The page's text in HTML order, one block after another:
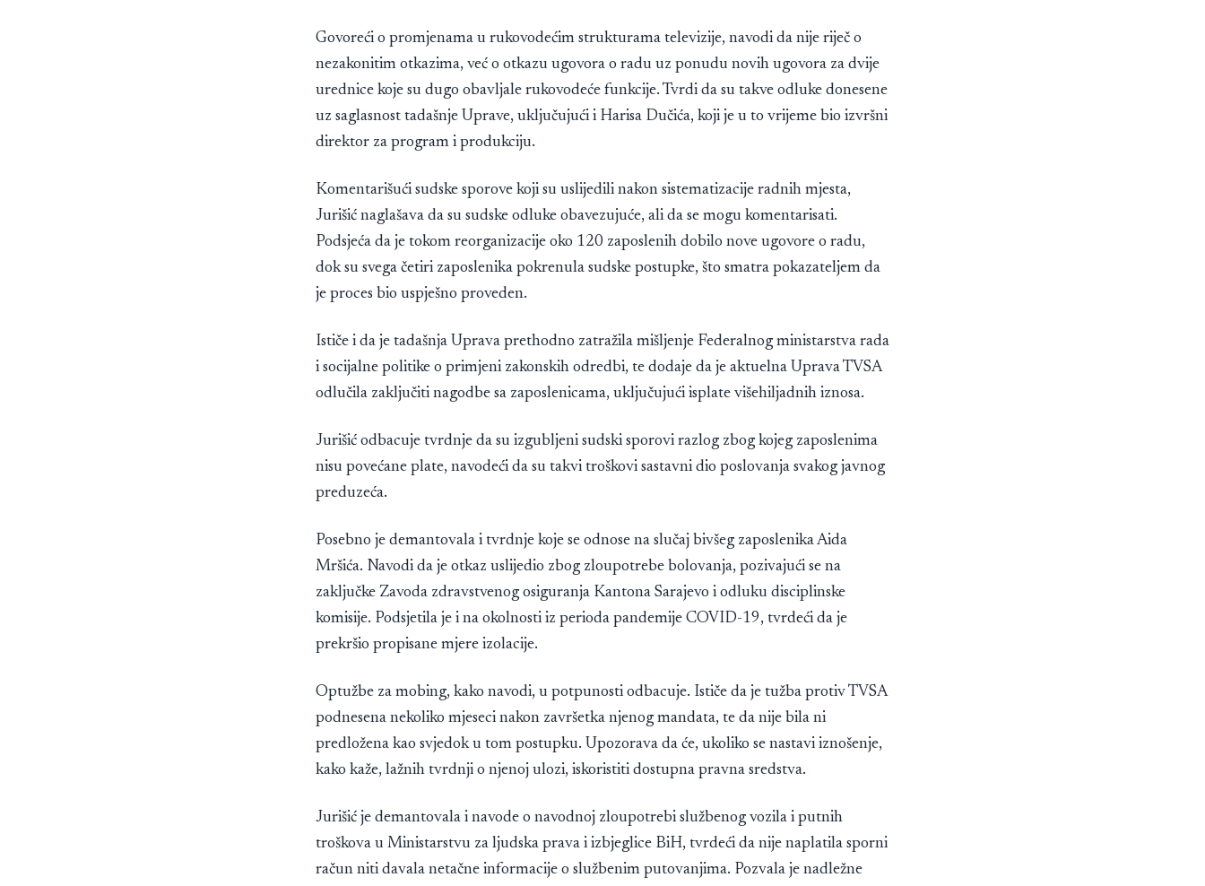
Govoreći o promjenama u rukovodećim strukturama televizije, navodi da nije riječ o
nezakonitim otkazima, već o otkazu ugovora o radu uz ponudu novih ugovora za dvije
urednice koje su dugo obavljale rukovodeće funkcije. Tvrdi da su takve odluke donesene
uz saglasnost tadašnje Uprave, uključujući i Harisa Dučića, koji je u to vrijeme bio izvršni
direktor za program i produkciju.
Komentarišući sudske sporove koji su uslijedili nakon sistematizacije radnih mjesta,
Jurišić naglašava da su sudske odluke obavezujuće, ali da se mogu komentarisati.
Podsjeća da je tokom reorganizacije oko 120 zaposlenih dobilo nove ugovore o radu,
dok su svega četiri zaposlenika pokrenula sudske postupke, što smatra pokazateljem da
je proces bio uspješno proveden.
Ističe i da je tadašnja Uprava prethodno zatražila mišljenje Federalnog ministarstva rada
i socijalne politike o primjeni zakonskih odredbi, te dodaje da je aktuelna Uprava TVSA
odlučila zaključiti nagodbe sa zaposlenicama, uključujući isplate višehiljadnih iznosa.
Jurišić odbacuje tvrdnje da su izgubljeni sudski sporovi razlog zbog kojeg zaposlenima
nisu povećane plate, navodeći da su takvi troškovi sastavni dio poslovanja svakog javnog
preduzeća.
Posebno je demantovala i tvrdnje koje se odnose na slučaj bivšeg zaposlenika Aida
Mršića. Navodi da je otkaz uslijedio zbog zloupotrebe bolovanja, pozivajući se na
zaključke Zavoda zdravstvenog osiguranja Kantona Sarajevo i odluku disciplinske
komisije. Podsjetila je i na okolnosti iz perioda pandemije COVID-19, tvrdeći da je
prekršio propisane mjere izolacije.
Optužbe za mobing, kako navodi, u potpunosti odbacuje. Ističe da je tužba protiv TVSA
podnesena nekoliko mjeseci nakon završetka njenog mandata, te da nije bila ni
predložena kao svjedok u tom postupku. Upozorava da će, ukoliko se nastavi iznošenje,
kako kaže, lažnih tvrdnji o njenoj ulozi, iskoristiti dostupna pravna sredstva.
Jurišić je demantovala i navode o navodnoj zloupotrebi službenog vozila i putnih
troškova u Ministarstvu za ljudska prava i izbjeglice BiH, tvrdeći da nije naplatila sporni
račun niti davala netačne informacije o službenim putovanjima. Pozvala je nadležne